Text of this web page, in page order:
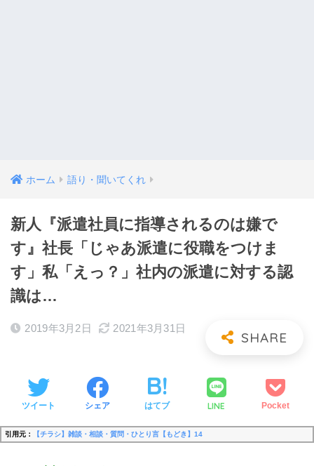
ホーム 語り・聞いてくれ
新人『派遣社員に指導されるのは嫌で
す』社長「じゃあ派遣に役職をつけま
す」私「えっ？」社内の派遣に対する認
識は…
2019年3月2日 2021年3月31日
ツイート シェア はてブ LINE Pocket
引用元： 【チラシ】雑談・相談・質問・ひとり言【もどき】14